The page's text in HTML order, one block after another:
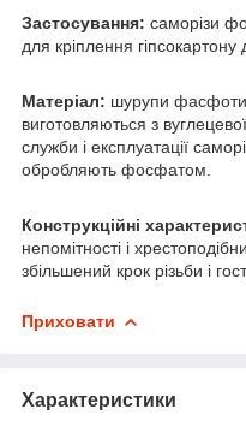
Застосування: саморізи
для кріплення
Матеріал: шурупи
виготовляються з
служби і експлуатації
обробляють фосфатом.
Конструкційні
непомітності і
збільшений крок різьби і
Приховати
Характеристики